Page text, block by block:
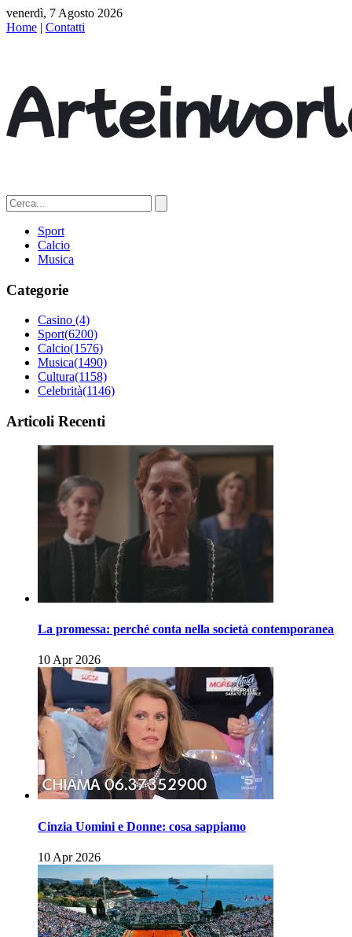
venerdì, 7 Agosto 2026
Home | Contatti
Sport
Calcio
Musica
Categorie
Casino (4)
Sport(6200)
Calcio(1576)
Musica(1490)
Cultura(1158)
Celebrità(1146)
Articoli Recenti
La promessa: perché conta nella società contemporanea
10 Apr 2026
Cinzia Uomini e Donne: cosa sappiamo
10 Apr 2026